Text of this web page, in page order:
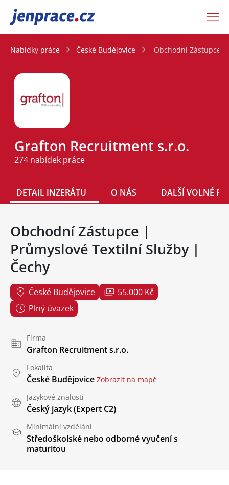
JenPráce.cz
Nabídky práce České Budějovice Obchodní Zástupce |
Grafton Recruitment s.r.o.
274 nabídek práce
DETAIL INZERÁTU O NÁS DALŠÍ VOLNÉ
Obchodní Zástupce |
Průmyslové Textilní Služby |
Čechy
České Budějovice
55.000 Kč
Plný úvazek
Firma
Grafton Recruitment s.r.o.
Lokalita
České Budějovice Zobrazit na mapě
Jazykové znalosti
Český jazyk(Expert C2)
Minimální vzdělání
Středoškolské nebo odborné vyučení s
maturitou